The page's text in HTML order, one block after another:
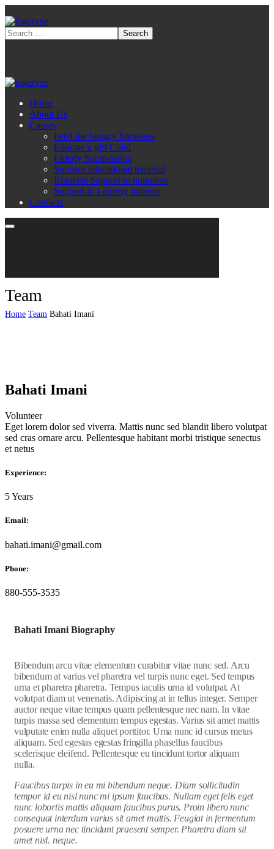
Home
About Us
Causes
Feed the hungry homeless
Educate a girl Child
Elderly Sponsorship
Sponsor educational material
Blankets Support to homeless
Support to Leprosy patients
Contacts
Team
Home Team Bahati Imani
Bahati Imani
Volunteer
Eget lorem dolor sed viverra. Mattis nunc sed blandit libero volutpat
sed cras ornare arcu. Pellentesque habitant morbi tristique senectus
et netus
Experience:
5 Years
Email:
bahati.imani@gmail.com
Phone:
880-555-3535
Bahati Imani Biography
Bibendum arcu vitae elementum curabitur vitae nunc sed. Arcu
bibendum at varius vel pharetra vel turpis nunc eget. Sed tempus
urna et pharetra pharetra. Tempus iaculis urna id volutpat. At
volutpat diam ut venenatis. Adipiscing at in tellus integer. Semper
auctor neque vitae tempus quam pellentesque nec nam. In vitae
turpis massa sed elementum tempus egestas. Varius sit amet mattis
vulputate enim nulla aliquet porttitor. Urna nunc id cursus metus
aliquam. Sed egestas egestas fringilla phasellus faucibus
scelerisque eleifend. Pellentesque eu tincidunt tortor aliquam
nulla.
Faucibus turpis in eu mi bibendum neque. Diam sollicitudin
tempor id eu nisl nunc mi ipsum faucibus. Nullam eget felis eget
nunc lobortis mattis aliquam faucibus purus. Proin libero nunc
consequat interdum varius sit amet mattis. Feugiat in fermentum
posuere urna nec tincidunt praesent semper. Pharetra diam sit
amet nisl. neque.